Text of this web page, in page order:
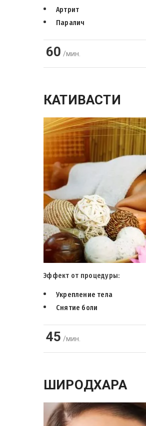
Артрит
Паралич
60 /мин.
КАТИВАСТИ
Эффект от процедуры:
Укрепление тела
Снятие боли
45 /мин.
ШИРОДХАРА